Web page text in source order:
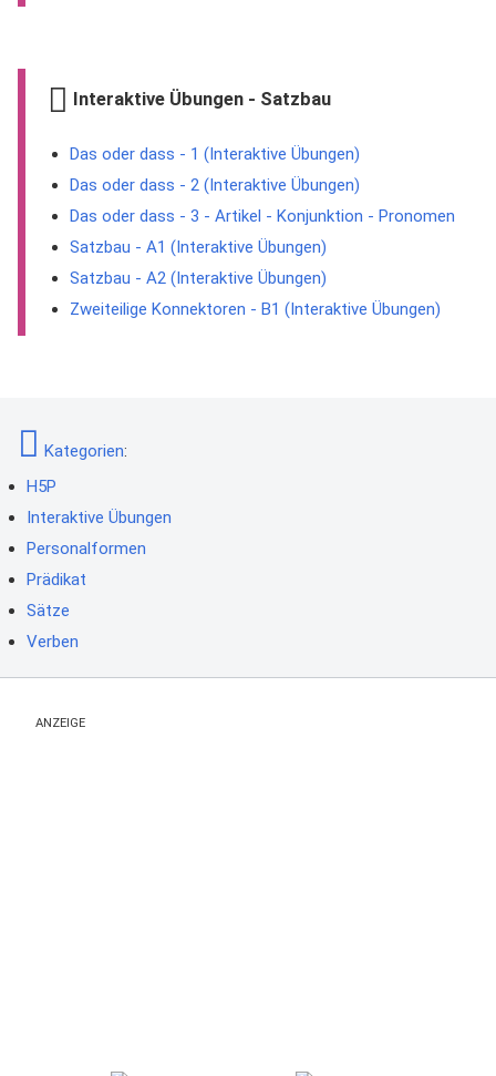
Interaktive Übungen - Satzbau
Das oder dass - 1 (Interaktive Übungen)
Das oder dass - 2 (Interaktive Übungen)
Das oder dass - 3 - Artikel - Konjunktion - Pronomen
Satzbau - A1 (Interaktive Übungen)
Satzbau - A2 (Interaktive Übungen)
Zweiteilige Konnektoren - B1 (Interaktive Übungen)
Kategorien:
H5P
Interaktive Übungen
Personalformen
Prädikat
Sätze
Verben
ANZEIGE